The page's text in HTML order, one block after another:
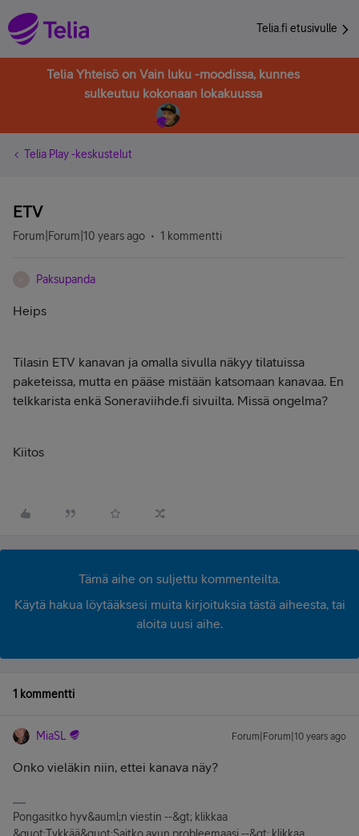
Telia.fi etusivulle
Telia Yhteisö on Vain luku -moodissa, kunnes
sulkeutuu kokonaan lokakuussa
Telia Play -keskustelut
ETV
Forum|Forum|10 years ago 1 kommentti
Paksupanda
Heips
Tilasin ETV kanavan ja omalla sivulla näkyy tilatuissa
paketeissa, mutta en pääse mistään katsomaan kanavaa. En
telkkarista enkä Soneraviihde.fi sivuilta. Missä ongelma?
Kiitos
Tämä aihe on suljettu kommenteilta.
Käytä hakua löytääksesi muita kirjoituksia tästä aiheesta, tai
aloita uusi aihe.
1 kommentti
MiaSL Forum|Forum|10 years ago
Onko vieläkin niin, ettei kanava näy?
Pongasitko hyv&auml;n viestin --&gt; klikkaa